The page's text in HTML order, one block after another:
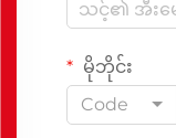
မိုဘိုင်း
Code